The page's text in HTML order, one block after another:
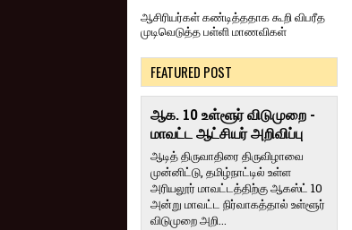
ஆசிரியர்கள் கண்டித்ததாக கூறி விபரீத
முடிவெடுத்த பள்ளி மாணவிகள்
FEATURED POST
ஆக. 10 உள்ளூர் விடுமுறை -
மாவட்ட ஆட்சியர் அறிவிப்பு
ஆடித் திருவாதிரை திருவிழாவை
முன்னிட்டு, தமிழ்நாட்டில் உள்ள
அரியலூர் மாவட்டத்திற்கு ஆகஸ்ட் 10
அன்று மாவட்ட நிர்வாகத்தால் உள்ளூர்
விடுமுறை அறி...